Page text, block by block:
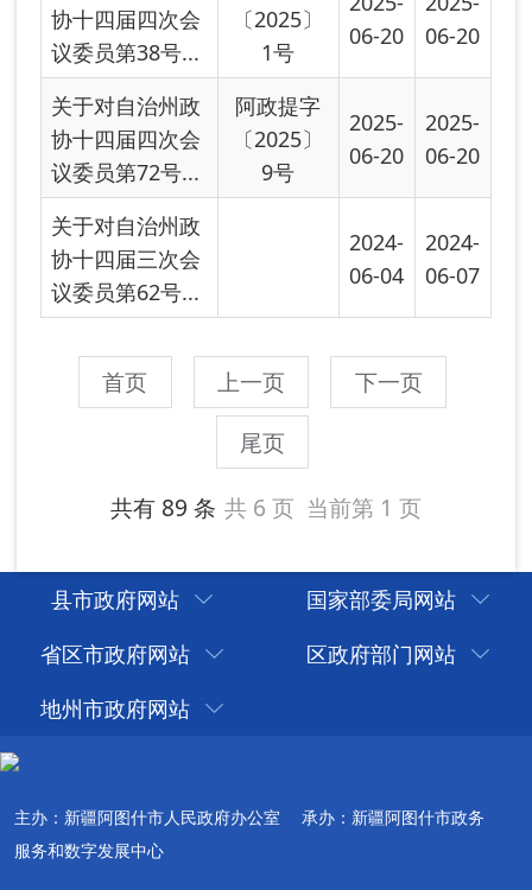
县市政府网站
国家部委局网站
省区市政府网站
区政府部门网站
地州市政府网站
主办：新疆阿图什市人民政府办公室
承办：新疆阿图什市政务
服务和数字发展中心